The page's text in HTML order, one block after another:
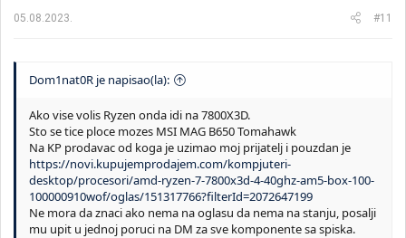
:
05.08.2023. #11
Dom1nat0R je napisao(la):
Ako vise volis Ryzen onda idi na 7800X3D.
Sto se tice ploce mozes MSI MAG B650 Tomahawk
Na KP prodavac od koga je uzimao moj prijatelj i pouzdan je
https://novi.kupujemprodajem.com/kompjuteri-
desktop/procesori/amd-ryzen-7-7800x3d-4-40ghz-am5-box-100-
100000910wof/oglas/151317766?filterId=2072647199
Ne mora da znaci ako nema na oglasu da nema na stanju, posalji
mu upit u jednoj poruci na DM za sve komponente sa spiska.